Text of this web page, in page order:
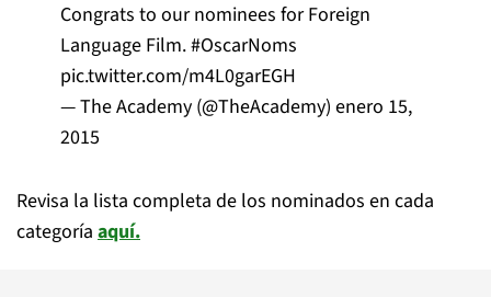
Congrats to our nominees for Foreign
Language Film.#OscarNoms
pic.twitter.com/m4L0garEGH
— The Academy (@TheAcademy) enero 15,
2015
Revisa la lista completa de los nominados en cada
categoría aquí.